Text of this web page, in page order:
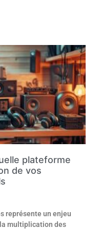
plateforme
de vos
représente un enjeu
multiplication des